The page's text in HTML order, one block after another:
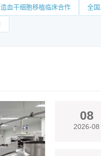
造血干细胞移植临床合作 全
08
2026-08